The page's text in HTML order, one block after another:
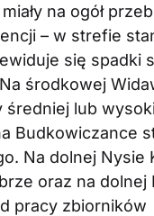
na ogół
– w strefie
się spadki
środkowej
lub
Budkowiczance
Na dolnej Nysie
oraz na dolnej
pracy zbiorników